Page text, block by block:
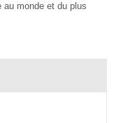
monde et du plus